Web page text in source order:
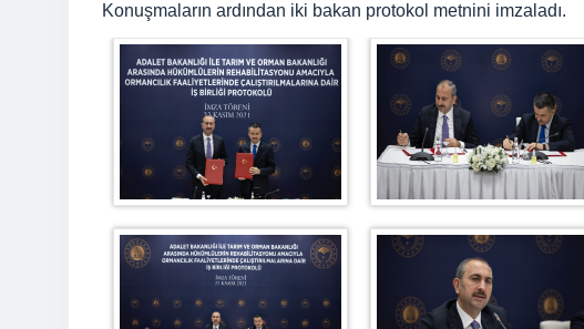
Konuşmaların ardından iki bakan protokol metnini imzaladı.